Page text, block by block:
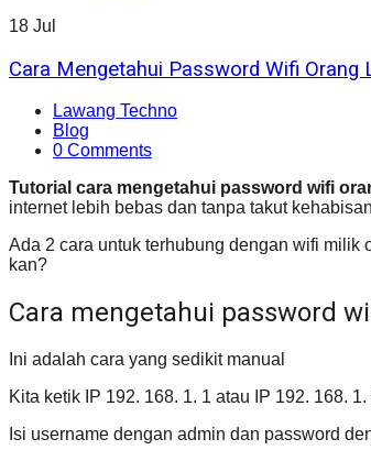
18 Jul
Cara Mengetahui Password Wifi Orang
Lawang Techno
Blog
0 Comments
Tutorial cara mengetahui password wifi
internet lebih bebas dan tanpa takut
Ada 2 cara untuk terhubung dengan wifi milik
kan?
Cara mengetahui password
Ini adalah cara yang sedikit manual
Kita ketik IP 192. 168. 1. 1 atau IP 192. 168.
Isi username dengan admin dan password